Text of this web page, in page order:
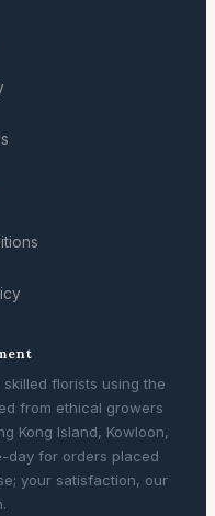
florists using the
from ethical growers
Kong Island, Kowloon,
day for orders placed
your satisfaction, our